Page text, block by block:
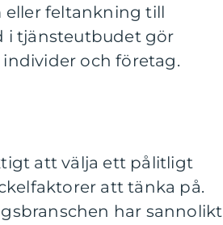
eller feltankning till
i tjänsteutbudet gör
och företag.
att välja ett pålitligt
att tänka på.
har sannolikt